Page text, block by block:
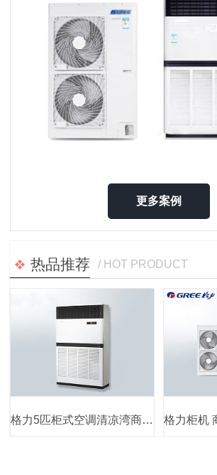
更多案例
热品推荐 / HOT PRODUCT
格力5匹柜式空调清凉湾商用柜机380V工业电 独立除湿2级节能省电